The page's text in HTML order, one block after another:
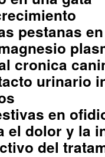
pestanas
cronica
urinario
en
el dolor y la
del